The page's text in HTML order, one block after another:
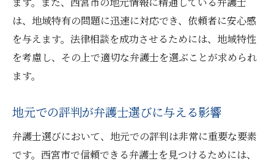
法律問題に対する正しい知識の重要性
不安を和らげる弁護士の見つけ方
法律相談を通じて自信を持つ方法
は、地域特有の問題に迅速に対応でき、依頼者に安心感
を与えます。法律相談を成功させるためには、地域特性
を考慮し、その上で適切な弁護士を選ぶことが求められ
ます。
地元での評判が弁護士選びに与える影響
弁護士選びにおいて、地元での評判は非常に重要な要素
です。西宮市で信頼できる弁護士を見つけるためには、